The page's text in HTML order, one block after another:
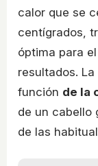
calor que se
centígrados,
óptima para
resultados.
función de la
de un cabello
de las